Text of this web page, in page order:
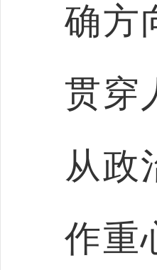
确方
贯穿
从政
作重